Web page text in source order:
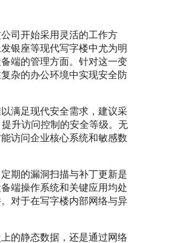
司开始采用灵活的工作方
银座等现代写字楼中尤为明
端的管理方面。针对这一变
杂的办公环境中实现安全防
满足现代安全需求，建议采
升访问控制的安全等级。无
访问企业核心系统和敏感数
期的漏洞扫描与补丁更新是
端操作系统和关键应用均处
对于在写字楼内部网络与异
的静态数据，还是通过网络